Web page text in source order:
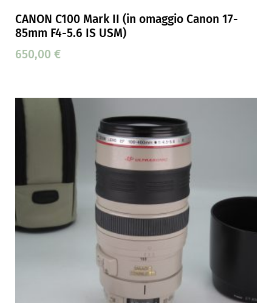
CANON C100 Mark II (in omaggio Canon 17-
85mm F4-5.6 IS USM)
650,00 €